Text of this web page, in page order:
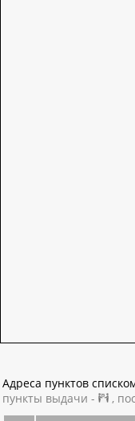
Адреса пунктов
пункты выдачи -
,